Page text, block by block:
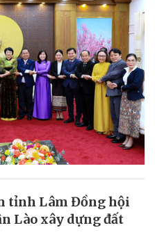
tỉnh Lâm Đồng hội
Lào xây dựng đất